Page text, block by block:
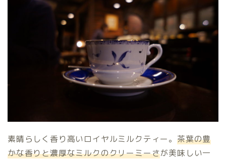
素晴らしく香り高いロイヤルミルクティー。茶葉の豊
かな香りと濃厚なミルクのクリーミーさが美味しい一